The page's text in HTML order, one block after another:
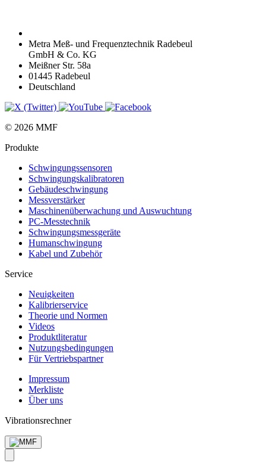
Metra Meß- und Frequenztechnik Radebeul
GmbH & Co. KG
Meißner Str. 58a
01445 Radebeul
Deutschland
© 2026 MMF
Produkte
Schwingungs­sensoren
Schwingungs­kalibratoren
Gebäude­schwingung
Messverstärker
Maschinen­überwachung und Auswuchtung
PC-Messtechnik
Schwingungs­messgeräte
Human­schwingung
Kabel und Zubehör
Service
Neuigkeiten
Kalibrier­service
Theorie und Normen
Videos
Produkt­literatur
Nutzungs­bedingungen
Für Vertriebs­partner
Impressum
Merkliste
Über uns
Vibrationsrechner